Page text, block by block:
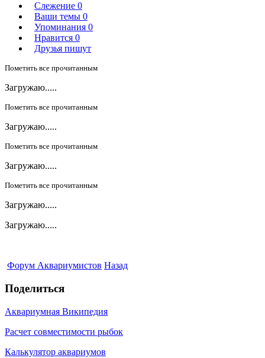
Слежение 0
Ваши темы 0
Упоминания 0
Нравится 0
Друзья пишут
Пометить все прочитанным
Загружаю.....
Пометить все прочитанным
Загружаю.....
Пометить все прочитанным
Загружаю.....
Пометить все прочитанным
Загружаю.....
Загружаю.....
Форум Аквариумистов Назад
Поделиться
Аквариумная Википедия
Расчет совместимости рыбок
Калькулятор аквариумов